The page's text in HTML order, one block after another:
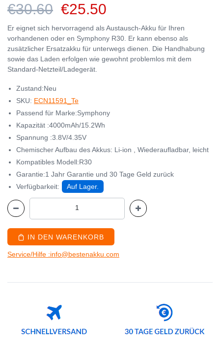
€30.60 €25.50
Er eignet sich hervorragend als Austausch-Akku für Ihren
vorhandenen oder en Symphony R30. Er kann ebenso als
zusätzlicher Ersatzakku für unterwegs dienen. Die Handhabung
sowie das Laden erfolgen wie gewohnt problemlos mit dem
Standard-Netzteil/Ladegerät.
Zustand:Neu
SKU: ECN11591_Te
Passend für Marke:Symphony
Kapazität :4000mAh/15.2Wh
Spannung :3.8V/4.35V
Chemischer Aufbau des Akkus: Li-ion , Wiederaufladbar, leicht
Kompatibles Modell:R30
Garantie:1 Jahr Garantie und 30 Tage Geld zurück
Verfügbarkeit:
Auf Lager.
IN DEN WARENKORB
Service/Hilfe :info@bestenakku.com